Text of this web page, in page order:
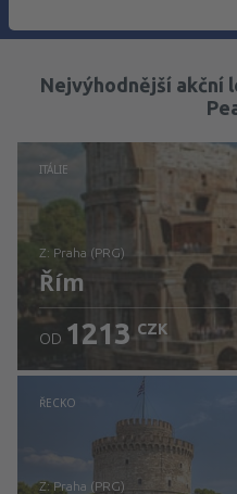
Nejvýhodnější akční
ITÁLIE
z: Praha (PRG)
Řím
Zjistěte detaily
OD 1213 CZK
ŘECKO
z: Praha (PRG)